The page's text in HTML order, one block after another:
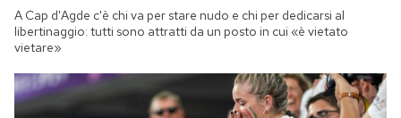
A Cap d'Agde c'è chi va per stare nudo e chi per dedicarsi al
libertinaggio: tutti sono attratti da un posto in cui «è vietato
vietare»